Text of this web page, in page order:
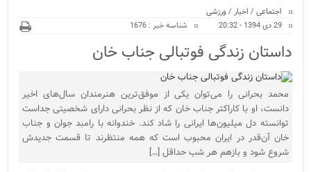
اجتماعی / اخبار /ورزشی
29 دی 1394 - 20:32
شناسه خبر : 1676
داستان زندگی فوتبالی جناب خان
محمد بحرانی را می‌توان یکی از موفق‌ترین هنرمندان سال‌های اخیر
دانست، او با کاراکتر جناب خان که از نظر بحرانی دارای شخصیتی جداست
توانسته دل میلیون‌ها ایرانی را شاد کند. خندوانه با رامبد جوان و جناب
خان آن‌قدر در ایران محبوب است که همه منتظرند تا قسمت جدیدش
شروع شود و بازهم هر شب حداقل […]